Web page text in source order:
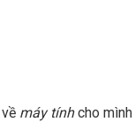
máy tínhcho mình